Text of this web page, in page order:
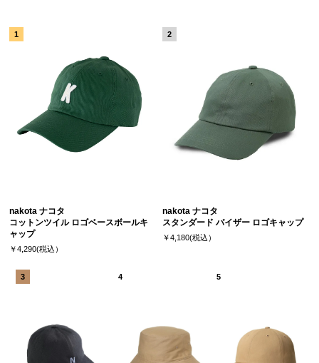
nakota ナコタ
コットンツイル ロゴベースボールキ
ャップ
￥4,290(税込）
nakota ナコタ
スタンダード バイザー ロゴキャップ
￥4,180(税込）